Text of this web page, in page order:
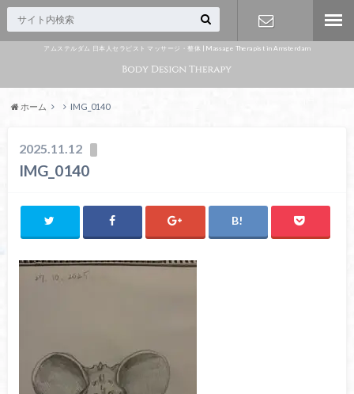
アムステルダム 日本人セラピスト マッサージ・整体 | Massage Therapist in Amsterdam
ホーム IMG_0140
2025.11.12
IMG_0140